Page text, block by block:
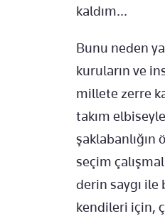
kaldım...
Bunu neden
kuruların ve
millete zerre
takım
şaklabanlığın
seçim
derin saygı
kendileri için,